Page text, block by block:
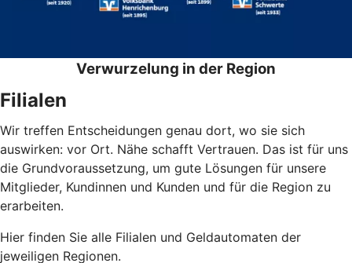
Verwurzelung in der Region
Filialen
Wir treffen Entscheidungen genau dort, wo sie sich
auswirken: vor Ort. Nähe schafft Vertrauen. Das ist für uns
die Grundvoraussetzung, um gute Lösungen für unsere
Mitglieder, Kundinnen und Kunden und für die Region zu
erarbeiten.
Hier finden Sie alle Filialen und Geldautomaten der
jeweiligen Regionen.